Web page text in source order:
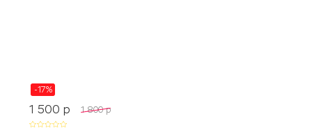
-17%
1 500 p 1 800 p